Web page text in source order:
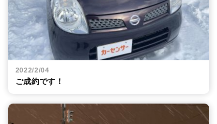
2022/2/04
ご成約です！